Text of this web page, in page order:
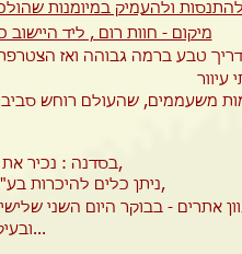
ולהעמיק במיומנות
מיקום - חוות רום , ליד היישוב
משעממים, שהעולם רוחש
* בסדנה : נכיר את בעלי החיים והתנהגותם ע"פ העקבות שלהם,
* ניתן כלים להיכרות בע"ח ליד הבית ובמקומות הקשים לאיתור עקבות,
אתרים - בבוקר היום השני
* ובעיקר נכיר פן נוסף לראייה והתחברות עם הטבע...